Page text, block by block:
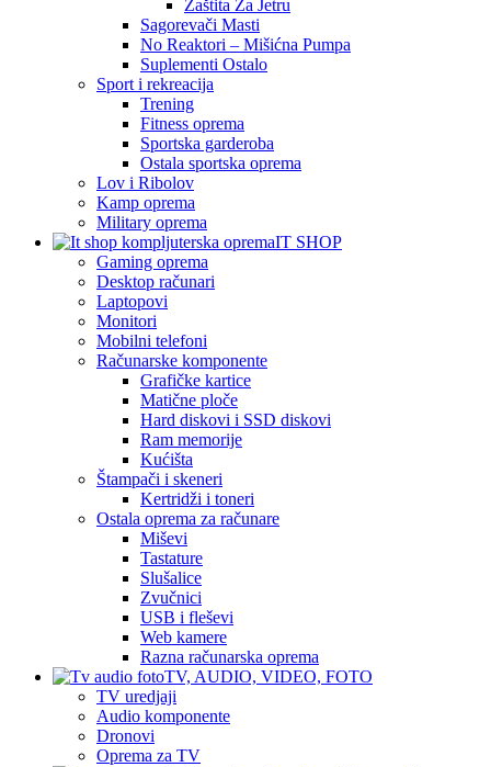
Zaštita Za Jetru
Sagorevači Masti
No Reaktori – Mišićna Pumpa
Suplementi Ostalo
Sport i rekreacija
Trening
Fitness oprema
Sportska garderoba
Ostala sportska oprema
Lov i Ribolov
Kamp oprema
Military oprema
IT SHOP
Gaming oprema
Desktop računari
Laptopovi
Monitori
Mobilni telefoni
Računarske komponente
Grafičke kartice
Matične ploče
Hard diskovi i SSD diskovi
Ram memorije
Kućišta
Štampači i skeneri
Kertridži i toneri
Ostala oprema za računare
Miševi
Tastature
Slušalice
Zvučnici
USB i fleševi
Web kamere
Razna računarska oprema
TV, AUDIO, VIDEO, FOTO
TV uredjaji
Audio komponente
Dronovi
Oprema za TV